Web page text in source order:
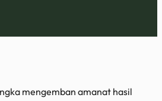
mengemban amanat hasil